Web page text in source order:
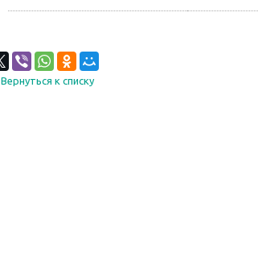
Вернуться к списку